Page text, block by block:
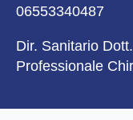
06553340487
Dir. Sanitario
Professionale